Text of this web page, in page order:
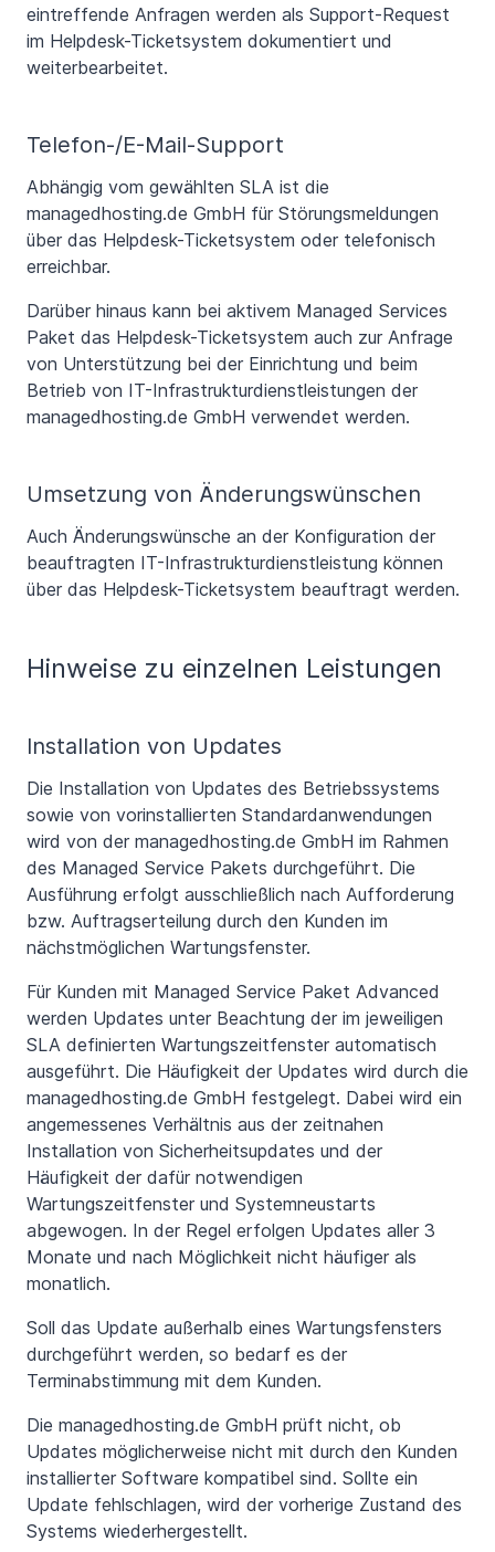
eintreffende Anfragen werden als Support-Request
im Helpdesk-Ticketsystem dokumentiert und
weiterbearbeitet.
Telefon-/E-Mail-Support
Abhängig vom gewählten SLA ist die
managedhosting.de GmbH für Störungsmeldungen
über das Helpdesk-Ticketsystem oder telefonisch
erreichbar.
Darüber hinaus kann bei aktivem Managed Services
Paket das Helpdesk-Ticketsystem auch zur Anfrage
von Unterstützung bei der Einrichtung und beim
Betrieb von IT-Infrastrukturdienstleistungen der
managedhosting.de GmbH verwendet werden.
Umsetzung von Änderungswünschen
Auch Änderungswünsche an der Konfiguration der
beauftragten IT-Infrastrukturdienstleistung können
über das Helpdesk-Ticketsystem beauftragt werden.
Hinweise zu einzelnen Leistungen
Installation von Updates
Die Installation von Updates des Betriebssystems
sowie von vorinstallierten Standardanwendungen
wird von der managedhosting.de GmbH im Rahmen
des Managed Service Pakets durchgeführt. Die
Ausführung erfolgt ausschließlich nach Aufforderung
bzw. Auftragserteilung durch den Kunden im
nächstmöglichen Wartungsfenster.
Für Kunden mit Managed Service Paket Advanced
werden Updates unter Beachtung der im jeweiligen
SLA definierten Wartungszeitfenster automatisch
ausgeführt. Die Häufigkeit der Updates wird durch die
managedhosting.de GmbH festgelegt. Dabei wird ein
angemessenes Verhältnis aus der zeitnahen
Installation von Sicherheitsupdates und der
Häufigkeit der dafür notwendigen
Wartungszeitfenster und Systemneustarts
abgewogen. In der Regel erfolgen Updates aller 3
Monate und nach Möglichkeit nicht häufiger als
monatlich.
Soll das Update außerhalb eines Wartungsfensters
durchgeführt werden, so bedarf es der
Terminabstimmung mit dem Kunden.
Die managedhosting.de GmbH prüft nicht, ob
Updates möglicherweise nicht mit durch den Kunden
installierter Software kompatibel sind. Sollte ein
Update fehlschlagen, wird der vorherige Zustand des
Systems wiederhergestellt.